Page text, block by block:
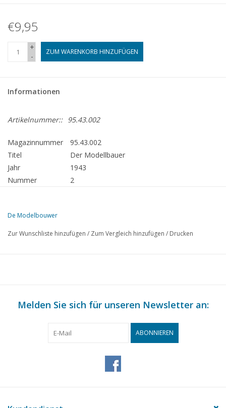
€9,95
+
-
ZUM WARENKORB HINZUFÜGEN
Informationen
Artikelnummer:: 95.43.002
Magazinnummer
95.43.002
Titel
Der Modellbauer
Jahr
1943
Nummer
2
Aus der Korrespondenzmappe.
Einfachwirkende Dampfspeisepumpe (Zeichnung)
De Modelbouwer
Zur Wunschliste hinzufügen / Zum Vergleich hinzufügen / Drucken
Melden Sie sich für unseren Newsletter an:
ABONNIEREN